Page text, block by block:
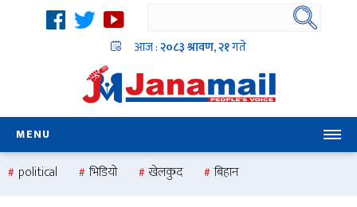
आज :२०८३ श्रावण, २१गते
MENU
political भिडियो खेलकुद
बिहान